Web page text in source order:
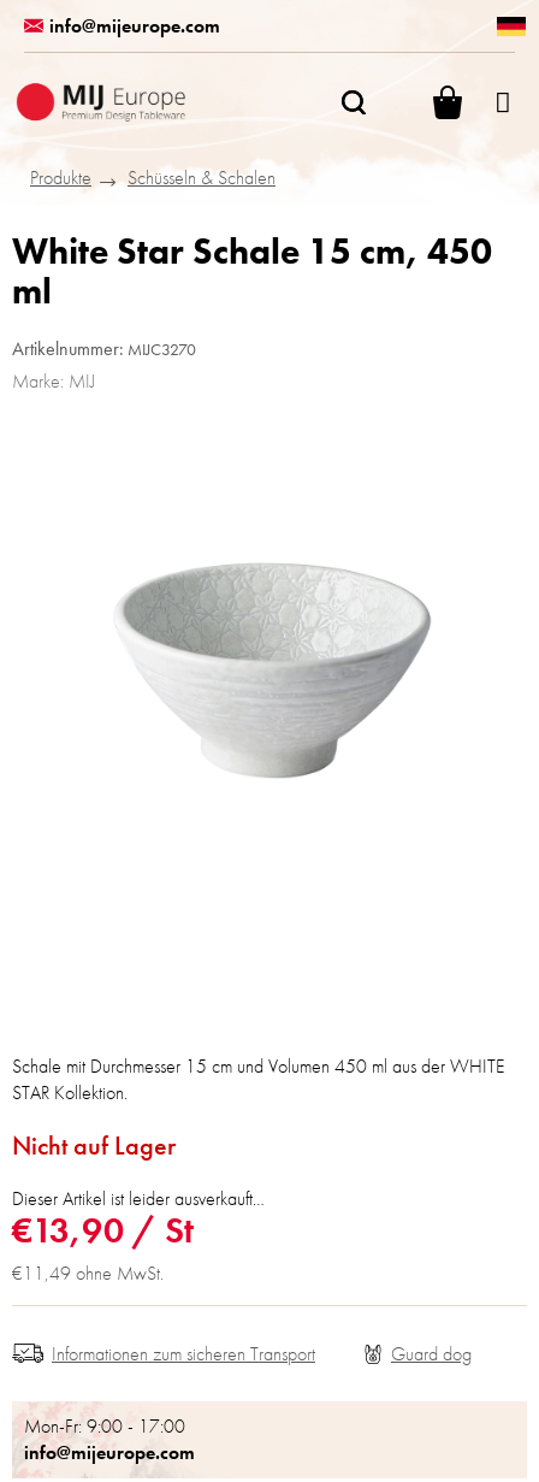
Inhalt
springen
info@mijeurope.com
Produkte Schüsseln & Schalen
White Star Schale 15 cm, 450
ml
Artikelnummer: MIJC3270
Marke: MIJ
€13,90 / St
€11,49 ohne MwSt.
Nicht auf Lager
Dieser Artikel ist leider ausverkauft…
Schale mit Durchmesser 15 cm und Volumen 450 ml aus der WHITE
STAR Kollektion.
Mon-Fr: 9:00 - 17:00
info@mijeurope.com
Informationen zum sicheren Transport